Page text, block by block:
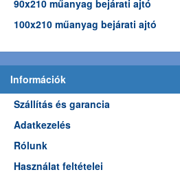
90x210 műanyag bejárati ajtó
100x210 műanyag bejárati ajtó
Információk
Szállítás és garancia
Adatkezelés
Rólunk
Használat feltételei